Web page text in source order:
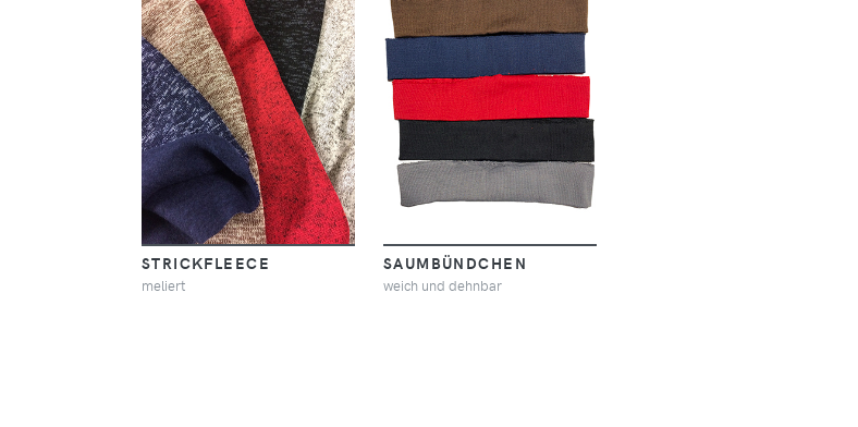
STRICKFLEECE
meliert
SAUMBÜNDCHEN
weich und dehnbar